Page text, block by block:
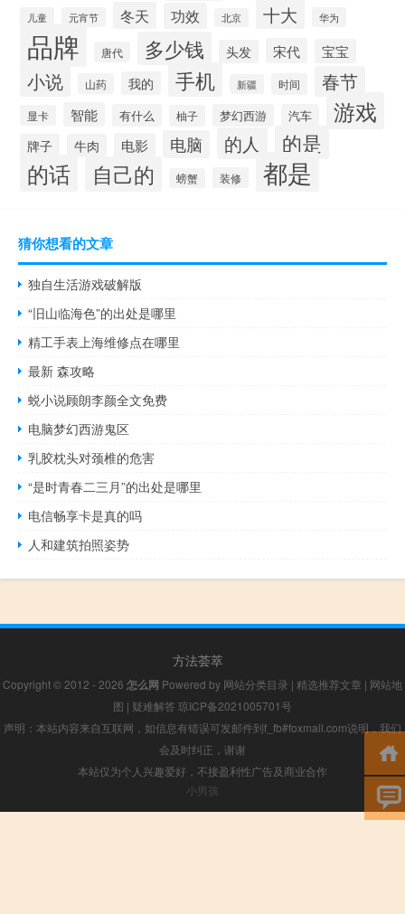
儿童 元宵节 冬天 功效 北京 十大 华为
品牌 唐代 多少钱 头发 宋代 宝宝
小说 山药 我的 手机 新疆 时间 春节
显卡 智能 有什么 柚子 梦幻西游 汽车 游戏
牌子 牛肉 电影 电脑 的人 的是
的话 自己的 螃蟹 装修 都是
猜你想看的文章
独自生活游戏破解版
“旧山临海色”的出处是哪里
精工手表上海维修点在哪里
最新 森攻略
蜕小说顾朗李颜全文免费
电脑梦幻西游鬼区
乳胶枕头对颈椎的危害
“是时青春二三月”的出处是哪里
电信畅享卡是真的吗
人和建筑拍照姿势
方法荟萃
Copyright © 2012 - 2026 怎么网 Powered by 网站分类目录 | 精选推荐文章 | 网站地
图 | 疑难解答 琼ICP备2021005701号
声明：本站内容来自互联网，如信息有错误可发邮件到f_fb#foxmail.com说明，我们
会及时纠正，谢谢
本站仅为个人兴趣爱好，不接盈利性广告及商业合作
小男孩